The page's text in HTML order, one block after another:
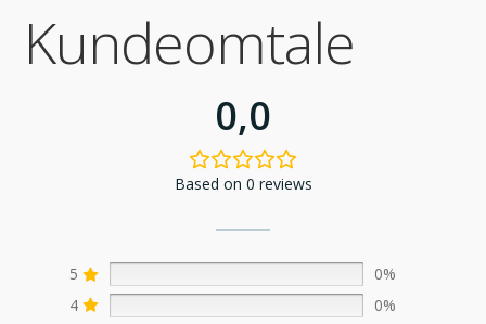
Kundeomtale
0,0
Based on 0 reviews
5
0%
4
0%